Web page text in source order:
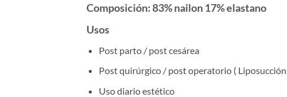
Composición:83% nailon 17% elastano
Usos
Post parto / post cesárea
Post quirúrgico / post operatorio (
Uso diario estético